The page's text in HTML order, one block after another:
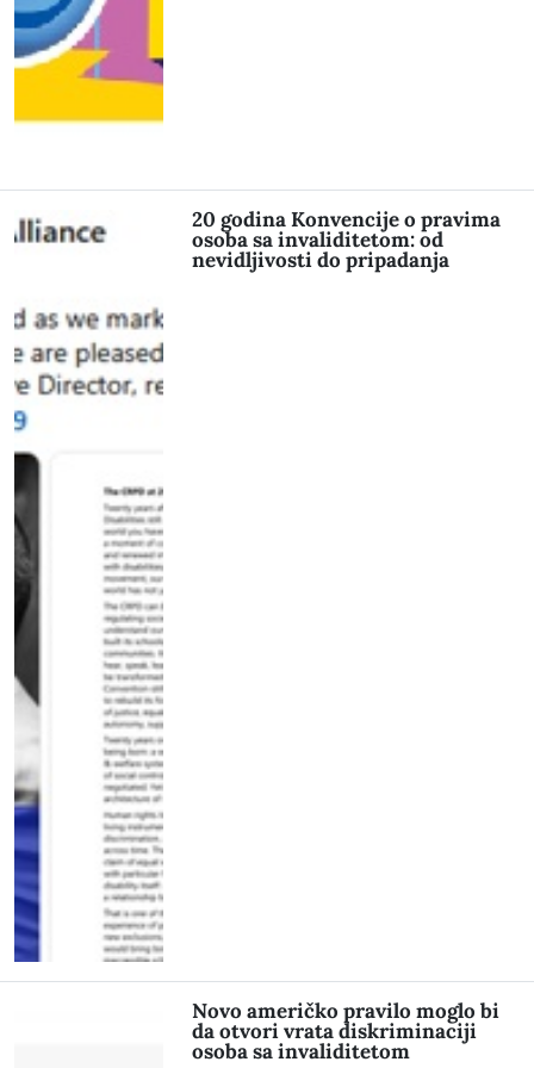
20 godina Konvencije o pravima
osoba sa invaliditetom: od
nevidljivosti do pripadanja
Novo američko pravilo moglo bi
da otvori vrata diskriminaciji
osoba sa invaliditetom